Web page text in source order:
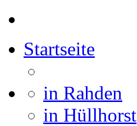
Startseite
in Rahden
in Hüllhorst